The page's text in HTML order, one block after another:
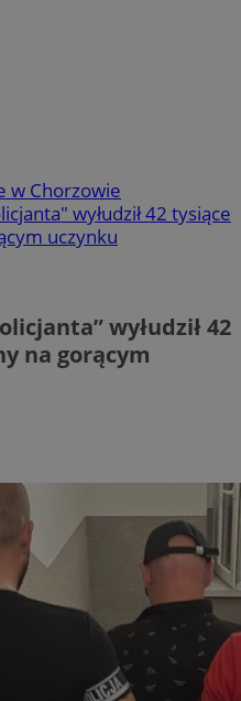
w Chorzowie
wyłudził 42 tysiące
uczynku
wyłudził 42
na gorącym